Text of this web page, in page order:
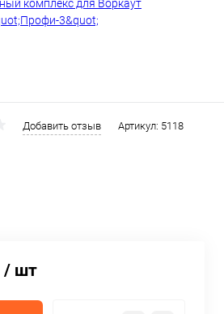
Добавить отзыв Артикул: 5118
/ шт